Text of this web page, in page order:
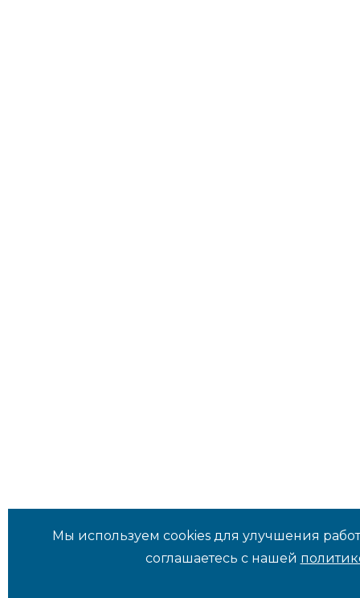
Мы используем cookies для улучшения
соглашаетесь с нашей